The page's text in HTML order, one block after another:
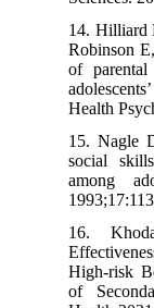
14.
Robinson
of
Health
15. Nagle
social
among
16.
High-risk
of